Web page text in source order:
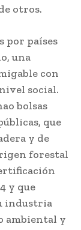
otros.
por países
una
con
social.
bolsas
que
y de
forestal
y que
industria
ambiental y